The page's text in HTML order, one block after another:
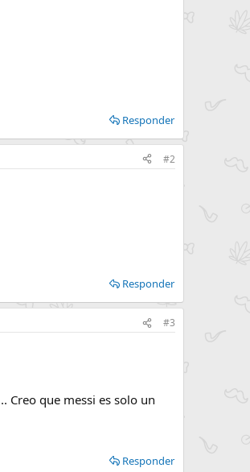
Responder
#2
Responder
#3
Creo que messi es solo un
Responder